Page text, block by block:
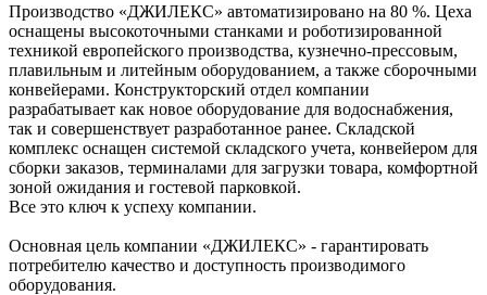
Производство «ДЖИЛЕКС» автоматизировано на 80 %. Цеха
оснащены высокоточными станками и роботизированной
техникой европейского производства, кузнечно-прессовым,
плавильным и литейным оборудованием, а также сборочными
конвейерами. Конструкторский отдел компании
разрабатывает как новое оборудование для водоснабжения,
так и совершенствует разработанное ранее. Складской
комплекс оснащен системой складского учета, конвейером для
сборки заказов, терминалами для загрузки товара, комфортной
зоной ожидания и гостевой парковкой.
Все это ключ к успеху компании.
Основная цель компании «ДЖИЛЕКС» - гарантировать
потребителю качество и доступность производимого
оборудования.